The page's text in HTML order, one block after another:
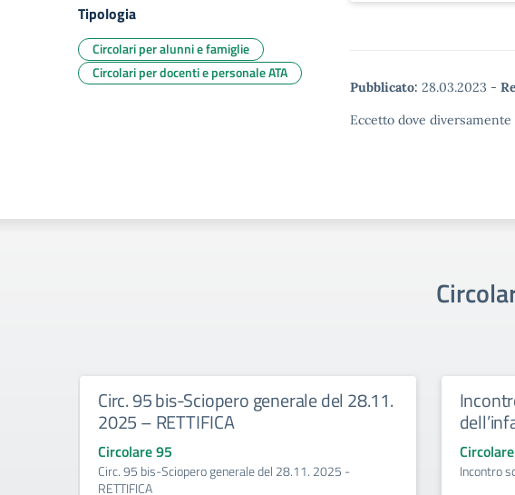
Pubblicato: 28.03.2023 -
Eccetto dove
Tipologia
Circolari per alunni e famiglie
Circolari per docenti e personale ATA
Circ. 95 bis-Sciopero generale del 28.11.
2025 – RETTIFICA
Circolare 95
Circ. 95 bis-Sciopero generale del 28.11. 2025 -
RETTIFICA
Incontro